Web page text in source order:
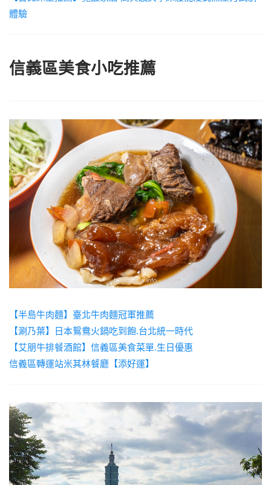
體驗
信義區美食小吃推薦
【半島牛肉麵】臺北牛肉麵冠軍推薦
【涮乃葉】日本鴛鴦火鍋吃到飽.台北統一時代
【艾朋牛排餐酒館】信義區美食菜單.生日優惠
信義區轉運站米其林餐廳【添好運】